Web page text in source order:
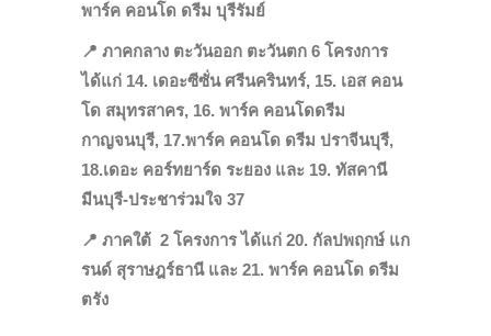
พาร์ค คอนโด ดรีม บุรีรัมย์
📍 ภาคกลาง ตะวันออก ตะวันตก 6 โครงการ
ได้แก่ 14. เดอะซีซั่น ศรีนครินทร์, 15. เอส คอน
โด สมุทรสาคร, 16. พาร์ค คอนโดดรีม
กาญจนบุรี, 17.พาร์ค คอนโด ดรีม ปราจีนบุรี,
18.เดอะ คอร์ทยาร์ด ระยอง และ 19. ทัสคานี
มีนบุรี-ประชาร่วมใจ 37
📍 ภาคใต้ 2 โครงการได้แก่ 20. กัลปพฤกษ์ แก
รนด์ สุราษฎร์ธานี และ 21. พาร์ค คอนโด ดรีม
ตรัง